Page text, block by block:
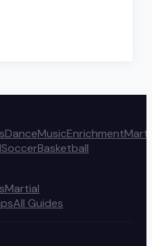
DanceMusicEnrichment
SoccerBasketball
Martial
All Guides